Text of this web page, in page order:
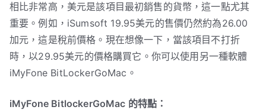
相比非常高，美元是該項目最初銷售的貨幣，這一點尤其
重要。例如，iSumsoft 19.95美元的售價仍然約為26.00
加元，這是稅前價格。現在想像一下，當該項目不打折
時，以29.95美元的價格購買它。你可以使用另一種軟體
iMyFone BitLockerGoMac。
iMyFone BitlockerGoMac 的特點：